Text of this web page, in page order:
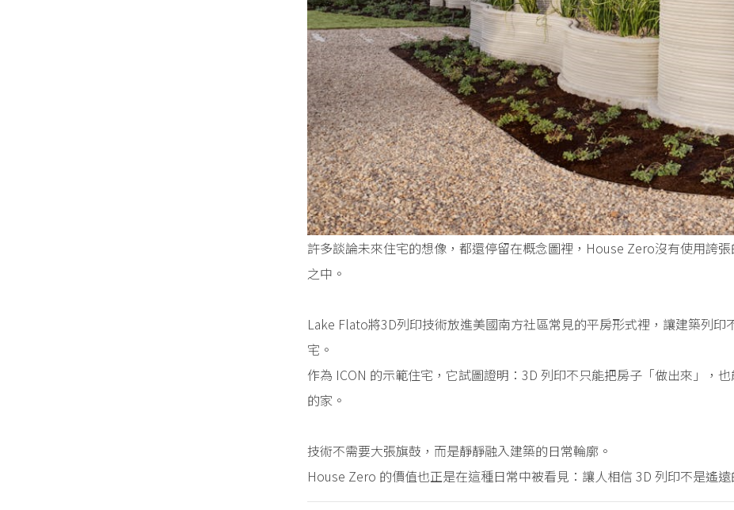
許多談論未來住宅的想像，都還停留在概念圖裡，House Zero沒有使用誇
之中。
Lake Flato將3D列印技術放進美國南方社區常見的平房形式裡，讓建築列
宅。
作為 ICON 的示範住宅，它試圖證明：3D 列印不只能把房子「做出來」，
的家。
技術不需要大張旗鼓，而是靜靜融入建築的日常輪廓。
House Zero 的價值也正是在這種日常中被看見：讓人相信 3D 列印不是遙